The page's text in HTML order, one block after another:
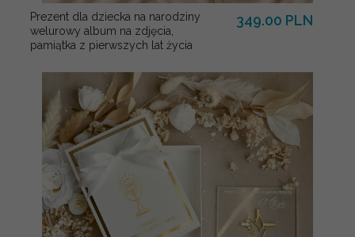
Prezent dla dziecka na narodziny
welurowy album na zdjęcia,
pamiątka z pierwszych lat życia
349.00 PLN